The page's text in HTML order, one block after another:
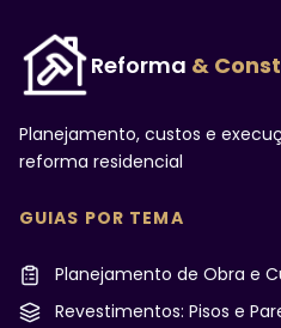
Reforma &
Planejamento, custos e
reforma residencial
GUIAS POR TEMA
Planejamento de Obra e
Revestimentos: Pisos e